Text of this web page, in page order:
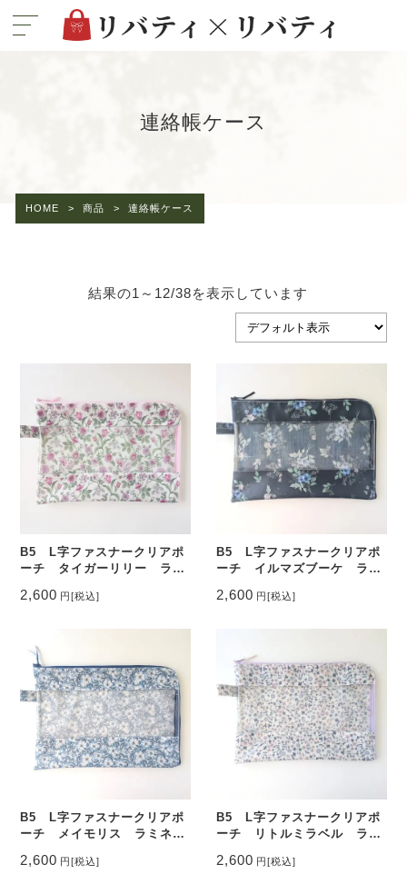
連絡帳ケース
HOME > 商品 > 連絡帳ケース
結果の1～12/38を表示しています
B5 L字ファスナークリアポ
ーチ タイガーリリー ラミ
2,600 円[税込]
B5 L字ファスナークリアポ
ーチ イルマズブーケ ラミ
2,600 円[税込]
B5 L字ファスナークリアポ
ーチ メイモリス ラミネー
2,600 円[税込]
B5 L字ファスナークリアポ
ーチ リトルミラベル ラミ
2,600 円[税込]